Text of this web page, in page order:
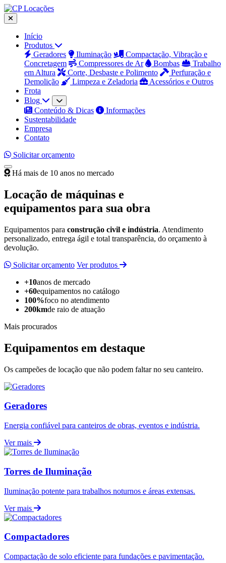
Início
Produtos
Geradores
Iluminação
Compactação, Vibração e
Concretagem
Compressores de Ar Bombas
Trabalho
em Altura
Corte, Desbaste e Polimento
Perfuração e
Demolição
Limpeza e Zeladoria
Acessórios e Outros
Frota
Blog
Conteúdo & Dicas
Informações
Sustentabilidade
Empresa
Contato
Solicitar orçamento
Há mais de 10 anos no mercado
Locação de máquinas e
equipamentos para sua obra
Equipamentos para construção civil e indústria. Atendimento
personalizado, entrega ágil e total transparência, do orçamento à
devolução.
Solicitar orçamento Ver produtos
+10anos de mercado
+60equipamentos no catálogo
100%foco no atendimento
200kmde raio de atuação
Mais procurados
Equipamentos em destaque
Os campeões de locação que não podem faltar no seu canteiro.
Geradores
Energia confiável para canteiros de obras, eventos e indústria.
Ver mais
Torres de Iluminação
Iluminação potente para trabalhos noturnos e áreas extensas.
Ver mais
Compactadores
Compactação de solo eficiente para fundações e pavimentação.